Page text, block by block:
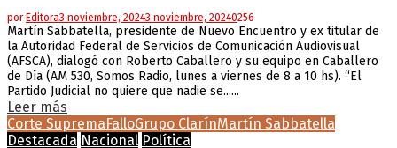
por Editora3 noviembre, 20243 noviembre, 20240256
Martín Sabbatella, presidente de Nuevo Encuentro y ex titular de
la Autoridad Federal de Servicios de Comunicación Audiovisual
(AFSCA), dialogó con Roberto Caballero y su equipo en Caballero
de Día (AM 530, Somos Radio, lunes a viernes de 8 a 10 hs). “El
Partido Judicial no quiere que nadie se......
Leer más
Corte Suprema FalloGrupo ClarínMartín Sabbatella
Destacada Nacional Política